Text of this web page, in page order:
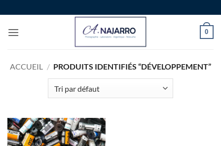
au
contenu
0
ACCUEIL / PRODUITS IDENTIFIÉS “DÉVELOPPEMENT”